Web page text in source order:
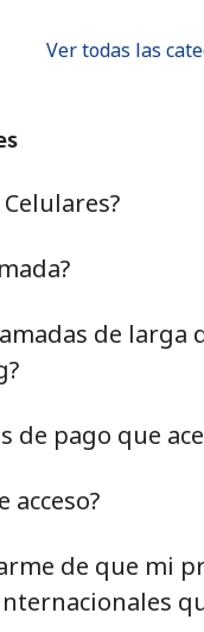
Al
Ver todas las
de larga
de pago que
acceso?
de que mi